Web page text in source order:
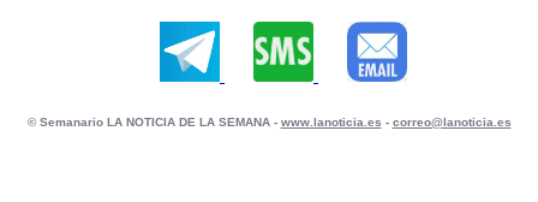
© Semanario LA NOTICIA DE LA SEMANA - www.lanoticia.es - correo@lanoticia.es